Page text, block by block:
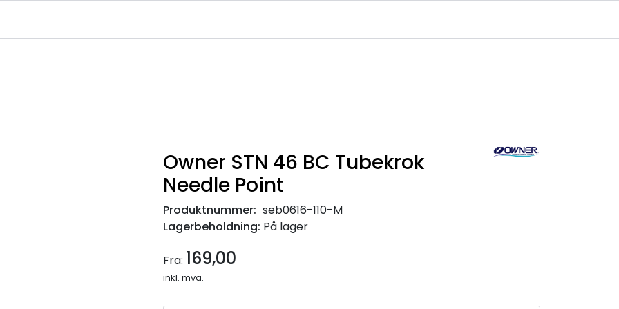
Owner STN 46 BC Tubekrok
Needle Point
Produktnummer: seb0616-110-M
Lagerbeholdning: På lager
Fra: 169,00
inkl. mva.